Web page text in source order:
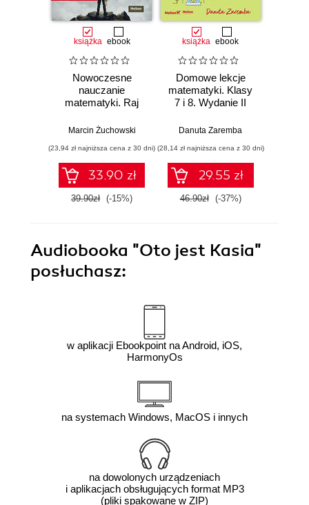
książka ebook
Nowoczesne
nauczanie
matematyki. Raj
kalkulatora?
Marcin Żuchowski
(23,94 zł najniższa cena z 30 dni)
33.90 zł
39.90zł (-15%)
książka ebook
Domowe lekcje
matematyki. Klasy
7 i 8. Wydanie II
Danuta Zaremba
(28,14 zł najniższa cena z 30 dni)
29.55 zł
46.90zł (-37%)
Audiobooka "Oto jest Kasia"
posłuchasz:
w aplikacji Ebookpoint na Android, iOS,
HarmonyOs
na systemach Windows, MacOS i innych
na dowolonych urządzeniach
i aplikacjach obsługujących format MP3
(pliki spakowane w ZIP)